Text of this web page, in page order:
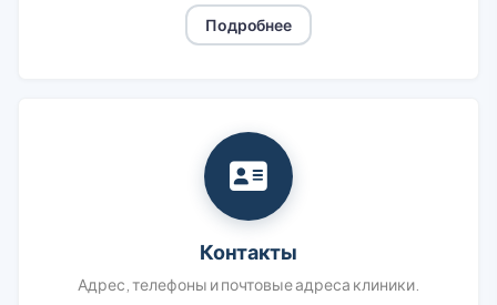
Подробнее
Контакты
Адрес, телефоны и почтовые адреса клиники.